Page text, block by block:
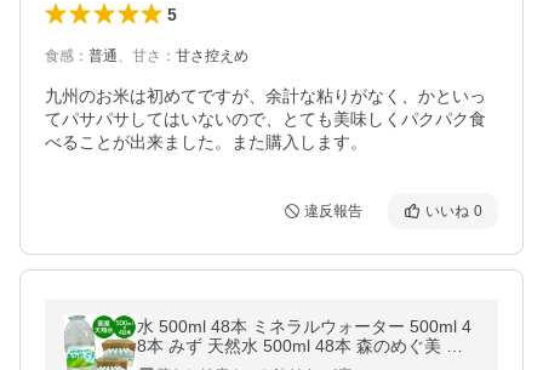
5
食感 ： 普通、 甘さ ： 甘さ控えめ
九州のお米は初めてですが、余計な粘りがなく、かといっ
てパサパサしてはいないので、とても美味しくパクパク食
べることが出来ました。また購入します。
違反報告 いいね 0
水 500ml 48本 ミネラルウォーター 500ml 4
8本 みず 天然水 500ml 48本 森のめぐ美 ビ
クトリー まとめ買い 代引不可